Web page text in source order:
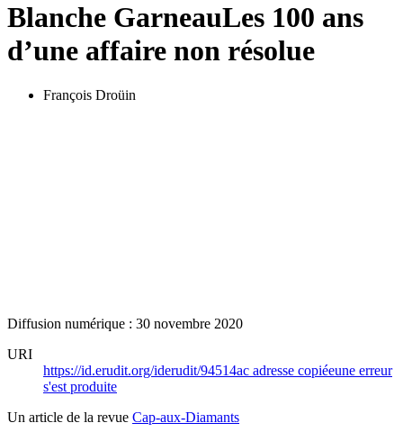
Blanche GarneauLes 100 ans
d’une affaire non résolue
François Droüin
Diffusion numérique : 30 novembre 2020
URI
https://id.erudit.org/iderudit/94514ac adresse copiéeune erreur
s'est produite
Un article de la revue Cap-aux-Diamants